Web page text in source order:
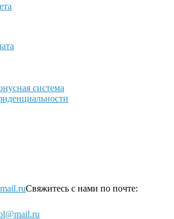
система
Свяжитесь с нами по почте: